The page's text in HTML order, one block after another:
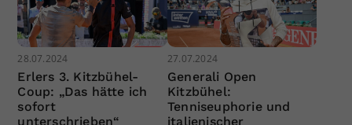
28.07.2024
Erlers 3. Kitzbühel-
Coup: „Das hätte ich
sofort
unterschrieben“
27.07.2024
Generali Open
Kitzbühel:
Tenniseuphorie und
italienischer